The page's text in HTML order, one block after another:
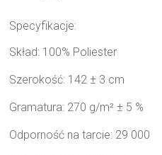
Specyfikacje:
Skład: 100% Poliester
Szerokość: 142 ± 3 cm
Gramatura: 270 g/m² ± 5 %
Odporność na tarcie: 29 000